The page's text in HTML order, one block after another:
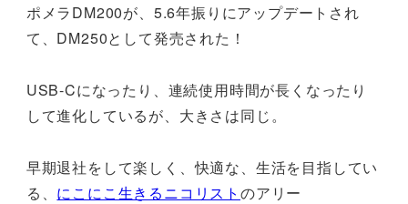
ポメラDM200が、5.6年振りにアップデートされ
て、DM250として発売された！
USB-Cになったり、連続使用時間が長くなったり
して進化しているが、大きさは同じ。
早期退社をして楽しく、快適な、生活を目指してい
る、 にこにこ生きるニコリストのアリー